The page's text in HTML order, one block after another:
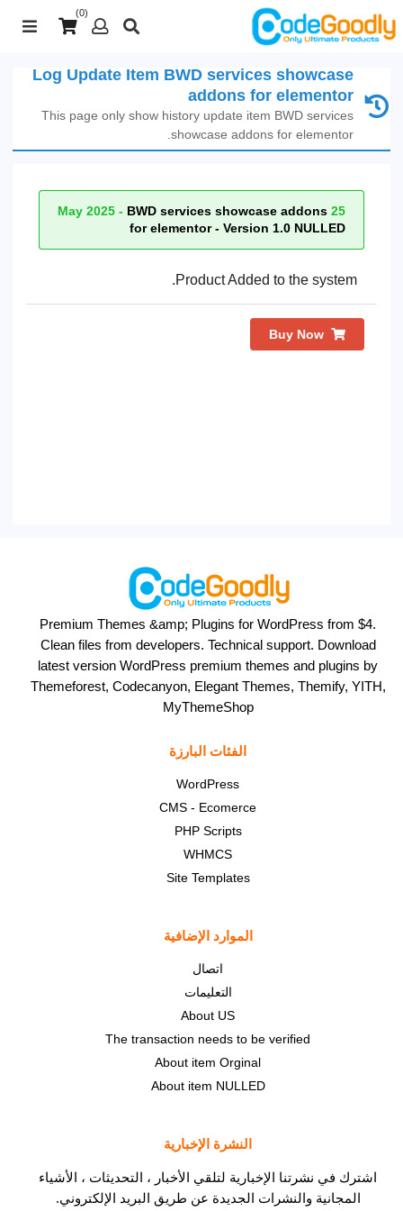
(0)
Log Update Item BWD services showcase
addons for elementor
This page only show history update item BWD services
showcase addons for elementor.
25 May 2025 -
BWD services showcase addons
for elementor - Version 1.0 NULLED
Product Added to the system.
Buy Now
Premium Themes &amp; Plugins for WordPress from $4.
Clean files from developers. Technical support. Download
latest version WordPress premium themes and plugins by
Themeforest, Codecanyon, Elegant Themes, Themify, YITH,
MyThemeShop
الفئات البارزة
WordPress
CMS - Ecomerce
PHP Scripts
WHMCS
Site Templates
الموارد الإضافية
اتصال
التعليمات
About US
The transaction needs to be verified
About item Orginal
About item NULLED
النشرة الإخبارية
اشترك في نشرتنا الإخبارية لتلقي الأخبار ، التحديثات ، الأشياء
المجانية والنشرات الجديدة عن طريق البريد الإلكتروني.